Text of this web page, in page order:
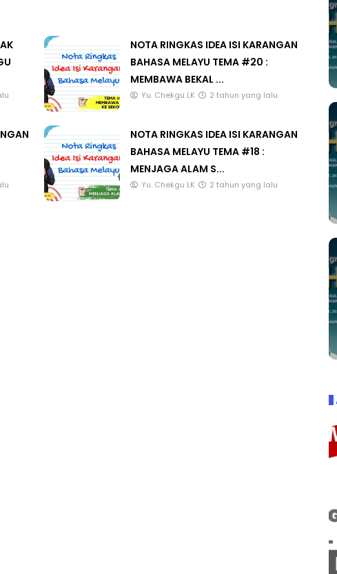
NOTA RINGKAS IDEA ISI KARANGAN
BAHASA MELAYU TEMA #20 :
MEMBAWA BEKAL ...
Yu. Chekgu LK 2 tahun yang lalu
NOTA RINGKAS IDEA ISI KARANGAN
BAHASA MELAYU TEMA #18 :
MENJAGA ALAM S...
Yu. Chekgu LK 2 tahun yang lalu